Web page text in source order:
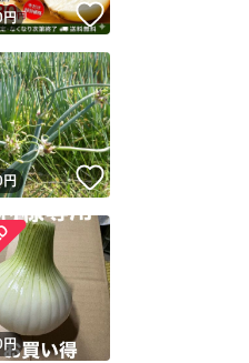
発送を保証しているものではありま
ーザーは高頻度で24時間以内＆設定した
ーザーは高頻度で24時間以内に発送して
ーザーは設定した発送日数内に発送して
出品ページへ
キャンセル
円 いいね！
円 いいね！
円